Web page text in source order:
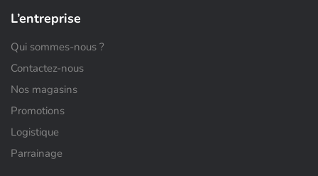
L’entreprise
Qui sommes-nous ?
Contactez-nous
Nos magasins
Promotions
Logistique
Parrainage